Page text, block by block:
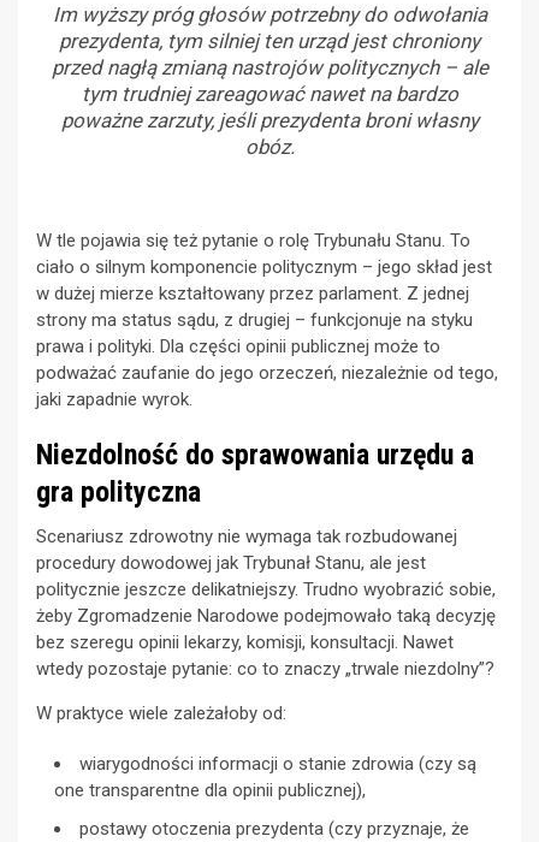
Im wyższy próg głosów potrzebny do odwołania
prezydenta, tym silniej ten urząd jest chroniony
przed nagłą zmianą nastrojów politycznych – ale
tym trudniej zareagować nawet na bardzo
poważne zarzuty, jeśli prezydenta broni własny
obóz.
W tle pojawia się też pytanie o rolę Trybunału Stanu. To
ciało o silnym komponencie politycznym – jego skład jest
w dużej mierze kształtowany przez parlament. Z jednej
strony ma status sądu, z drugiej – funkcjonuje na styku
prawa i polityki. Dla części opinii publicznej może to
podważać zaufanie do jego orzeczeń, niezależnie od tego,
jaki zapadnie wyrok.
Niezdolność do sprawowania urzędu a
gra polityczna
Scenariusz zdrowotny nie wymaga tak rozbudowanej
procedury dowodowej jak Trybunał Stanu, ale jest
politycznie jeszcze delikatniejszy. Trudno wyobrazić sobie,
żeby Zgromadzenie Narodowe podejmowało taką decyzję
bez szeregu opinii lekarzy, komisji, konsultacji. Nawet
wtedy pozostaje pytanie: co to znaczy „trwale niezdolny”?
W praktyce wiele zależałoby od:
wiarygodności informacji o stanie zdrowia (czy są
one transparentne dla opinii publicznej),
postawy otoczenia prezydenta (czy przyznaje, że